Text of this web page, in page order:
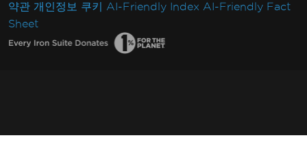
약관 개인정보 쿠키 AI-Friendly Index AI-Friendly Fact
Sheet